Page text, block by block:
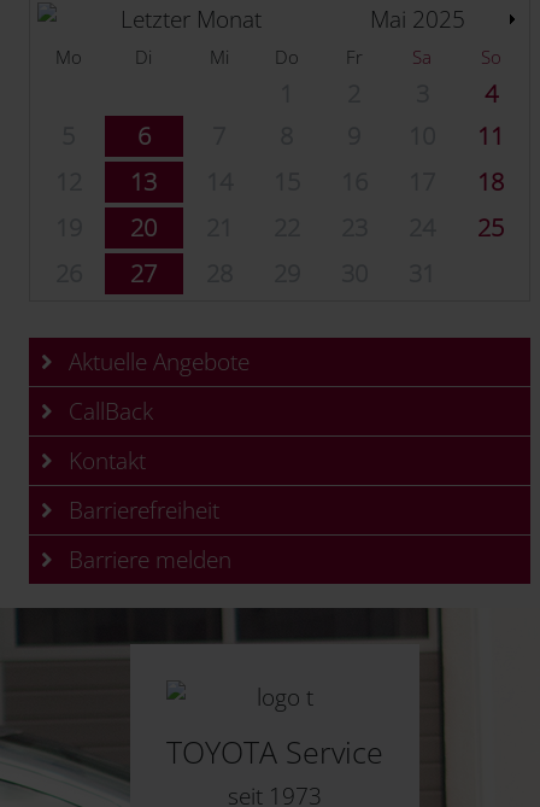
Mai 2025
Mo Di Mi Do Fr Sa So
4
6
11
13
18
20
25
27
Aktuelle Angebote
CallBack
Kontakt
Barrierefreiheit
Barriere melden
TOYOTA Service
seit 1973